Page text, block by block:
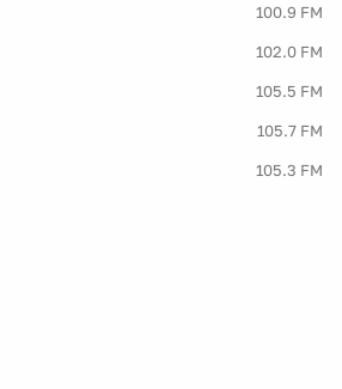
100.9 FM
102.0 FM
105.5 FM
105.7 FM
105.3 FM